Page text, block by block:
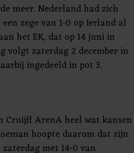
meer. Nederland had zich
zege van 1-0 op Ierland al
het EK, dat op 14 juni in
volgt zaterdag 2 december in
ingedeeld in pot 3.
Cruijff ArenA heel wat kansen
hoopte daarom dat zijn
met 14-0 van